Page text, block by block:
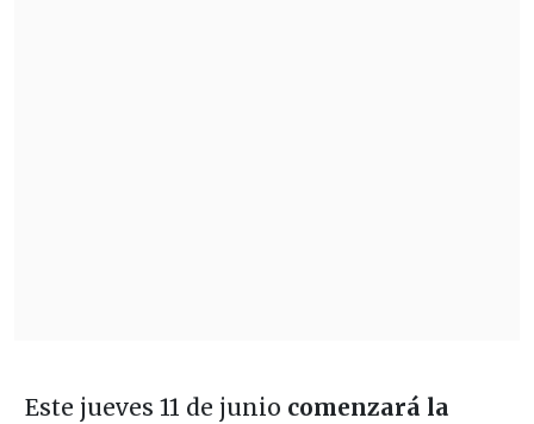
Este jueves 11 de junio comenzará la